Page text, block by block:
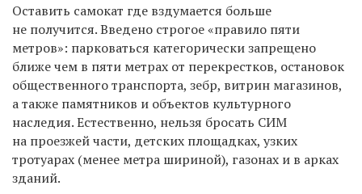
Оставить самокат где вздумается больше
не получится. Введено строгое «правило пяти
метров»: парковаться категорически запрещено
ближе чем в пяти метрах от перекрестков, остановок
общественного транспорта, зебр, витрин магазинов,
а также памятников и объектов культурного
наследия. Естественно, нельзя бросать СИМ
на проезжей части, детских площадках, узких
тротуарах (менее метра шириной), газонах и в арках
зданий.